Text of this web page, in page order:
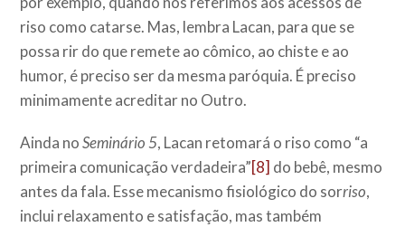
riso como catarse. Mas, lembra Lacan, para que se
possa rir do que remete ao cômico, ao chiste e ao
humor, é preciso ser da mesma paróquia. É preciso
minimamente acreditar no Outro.
Ainda noSeminário 5, Lacan retomará o riso como “a
primeira comunicação verdadeira”[8] do bebê, mesmo
antes da fala. Esse mecanismo fisiológico do sorriso,
inclui relaxamento e satisfação, mas também